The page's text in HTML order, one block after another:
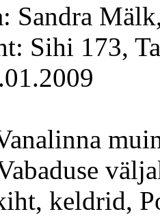
Sandra
Sihi 173,
keldrid,